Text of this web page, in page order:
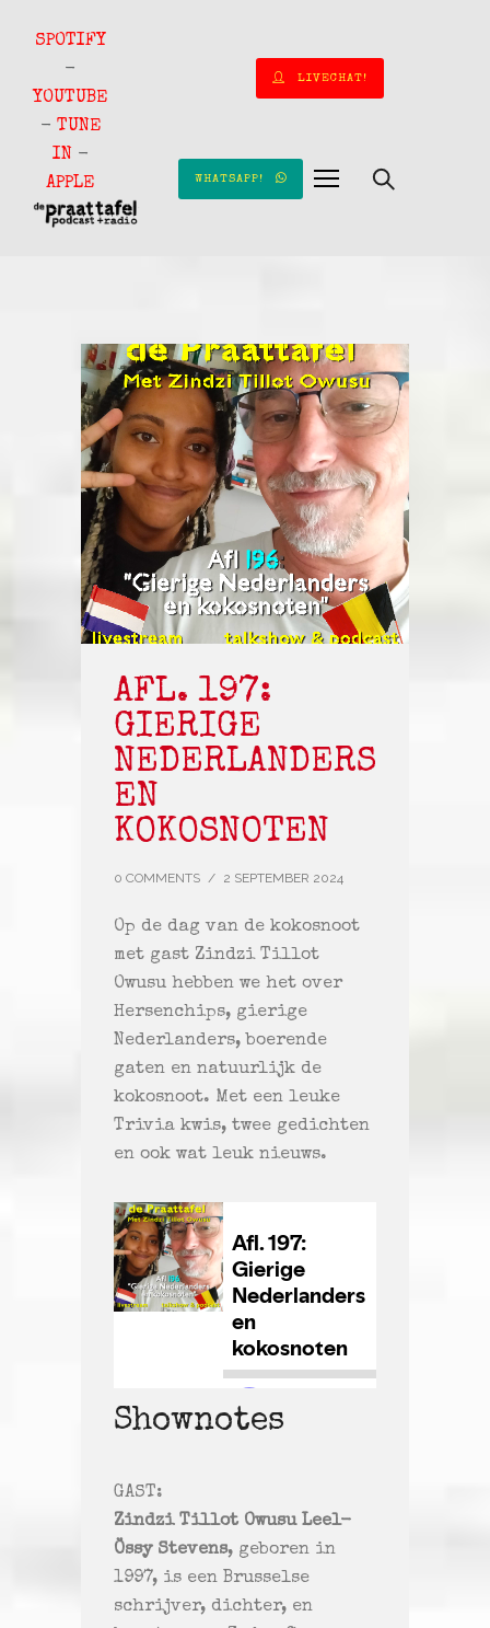
SPOTIFY
-
YOUTUBE
- TUNE
IN -
APPLE
LIVECHAT!
WHATSAPP!
AFL. 197:
GIERIGE
NEDERLANDERS
EN
KOKOSNOTEN
0 COMMENTS / 2 SEPTEMBER 2024
Op de dag van de kokosnoot
met gast Zindzi Tillot
Owusu hebben we het over
Hersenchips, gierige
Nederlanders, boerende
gaten en natuurlijk de
kokosnoot. Met een leuke
Trivia kwis, twee gedichten
en ook wat leuk nieuws.
Shownotes
GAST:
Zindzi Tillot Owusu Leel-
Össy Stevens, geboren in
1997, is een Brusselse
schrijver, dichter, en